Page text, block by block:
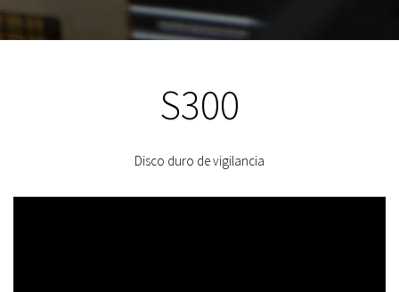
S300
Disco duro de vigilancia